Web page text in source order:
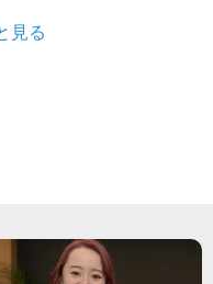
見る